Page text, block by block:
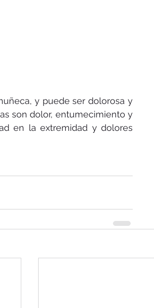
y puede ser dolorosa y
son dolor, entumecimiento y
en la extremidad y dolores